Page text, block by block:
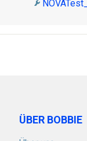
ÜBER BOBBIE